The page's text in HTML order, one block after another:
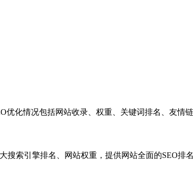
优化情况包括网站收录、权重、关键词排名、友情
搜索引擎排名、网站权重，提供网站全面的SEO排